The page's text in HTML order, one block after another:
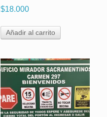
$18.000
Añadir al carrito